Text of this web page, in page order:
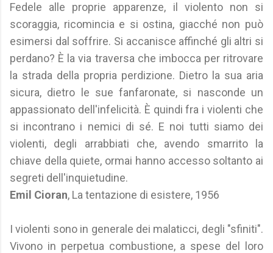
Fedele alle proprie apparenze, il violento non si
scoraggia, ricomincia e si ostina, giacché non può
esimersi dal soffrire. Si accanisce affinché gli altri si
perdano? È la via traversa che imbocca per ritrovare
la strada della propria perdizione. Dietro la sua aria
sicura, dietro le sue fanfaronate, si nasconde un
appassionato dell'infelicità. È quindi fra i violenti che
si incontrano i nemici di sé. E noi tutti siamo dei
violenti, degli arrabbiati che, avendo smarrito la
chiave della quiete, ormai hanno accesso soltanto ai
segreti dell'inquietudine.
Emil Cioran, La tentazione di esistere, 1956
I violenti sono in generale dei malaticci, degli "sfiniti".
Vivono in perpetua combustione, a spese del loro